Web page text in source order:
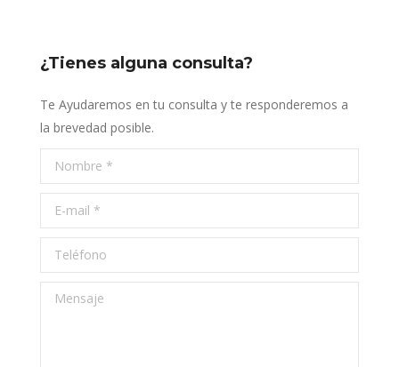
¿Tienes alguna consulta?
Te Ayudaremos en tu consulta y te responderemos a
la brevedad posible.
Nombre *
E-mail *
Teléfono
Mensaje